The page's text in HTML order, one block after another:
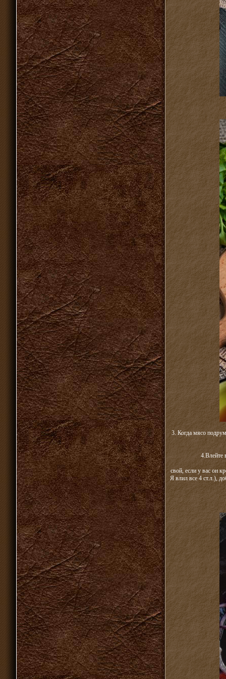
3. Когда мясо
4.Влейте
свой, если у вас он
Я влил все 4 ст.л.),